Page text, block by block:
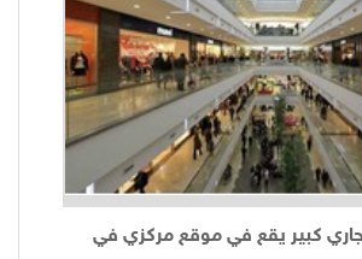
كبير يقع في موقع مركزي في